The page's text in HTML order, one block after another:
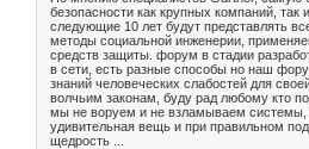
безопасности как крупных компаний,
следующие 10 лет будут представлять
методы социальной инженерии,
средств защиты. форум в стадии
в сети, есть разные способы но наш
знаний человеческих слабостей для
волчьим законам, буду рад любому кто
мы не воруем и не взламываем системы,
удивительная вещь и при правильном
щедрость ...